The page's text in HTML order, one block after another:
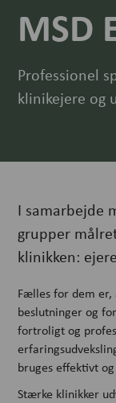
MSD
Professionel
klinikejere og
I samarbejde
grupper
klinikken:
Fælles for dem er,
beslutninger og
fortroligt og
bruges effektivt
Stærke klinikker